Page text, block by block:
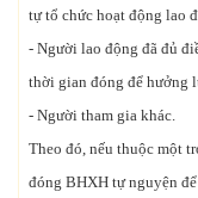
tự tổ chức hoạt động lao
- Người lao động đã đủ
thời gian đóng để hưởng
- Người tham gia khác.
Theo đó, nếu thuộc một
đóng BHXH tự nguyện